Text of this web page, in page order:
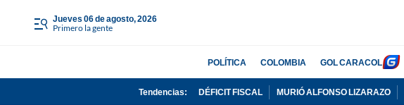
jueves 06 de agosto, 2026
Primero la gente
POLÍTICA COLOMBIA GOL CARACOL
Tendencias: DÉFICIT FISCAL MURIÓ ALFONSO LIZARAZO